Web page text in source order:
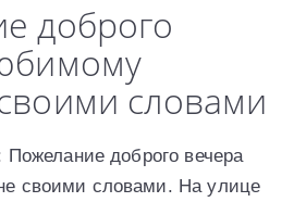
доброго
словами
Пожелание доброго вечера
своими словами. На улице